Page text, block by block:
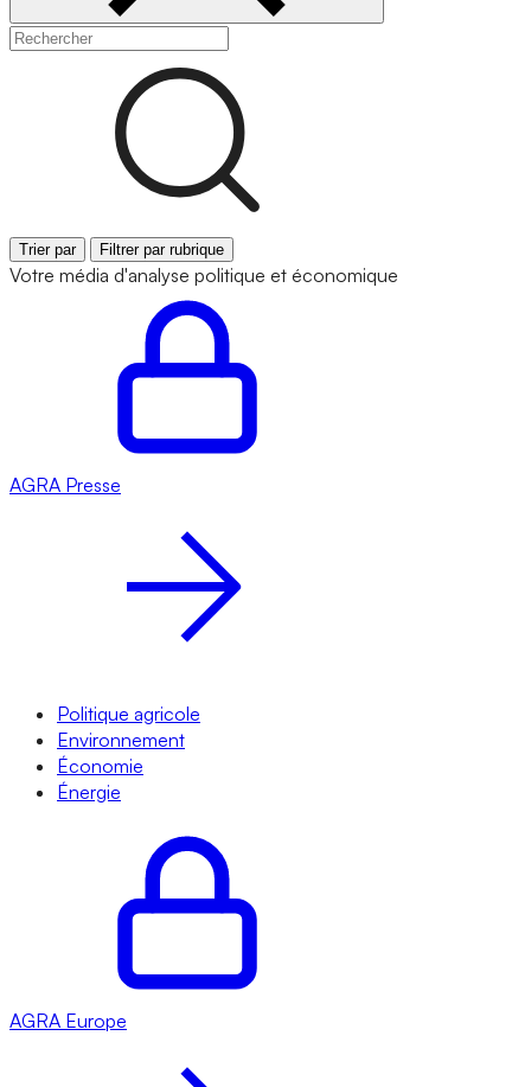
Trier par Filtrer par rubrique
Votre média d'analyse politique et économique
AGRA Presse
Politique agricole
Environnement
Économie
Énergie
AGRA Europe